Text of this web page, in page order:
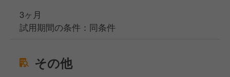
3ヶ月
試用期間の条件：同条件
その他